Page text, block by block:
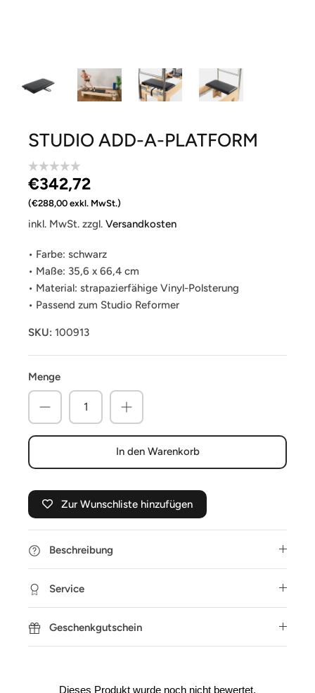
STUDIO ADD-A-PLATFORM
€288,00 exkl. MwSt.
€342,72 ‎
inkl. MwSt. zzgl. Versandkosten
• Farbe: schwarz
• Maße: 35,6 x 66,4 cm
• Material: strapazierfähige Vinyl-Polsterung
• Passend zum Studio Reformer
SKU: 100913
Menge
In den Warenkorb
Zur Wunschliste hinzufügen
Beschreibung
Service
Geschenkgutschein